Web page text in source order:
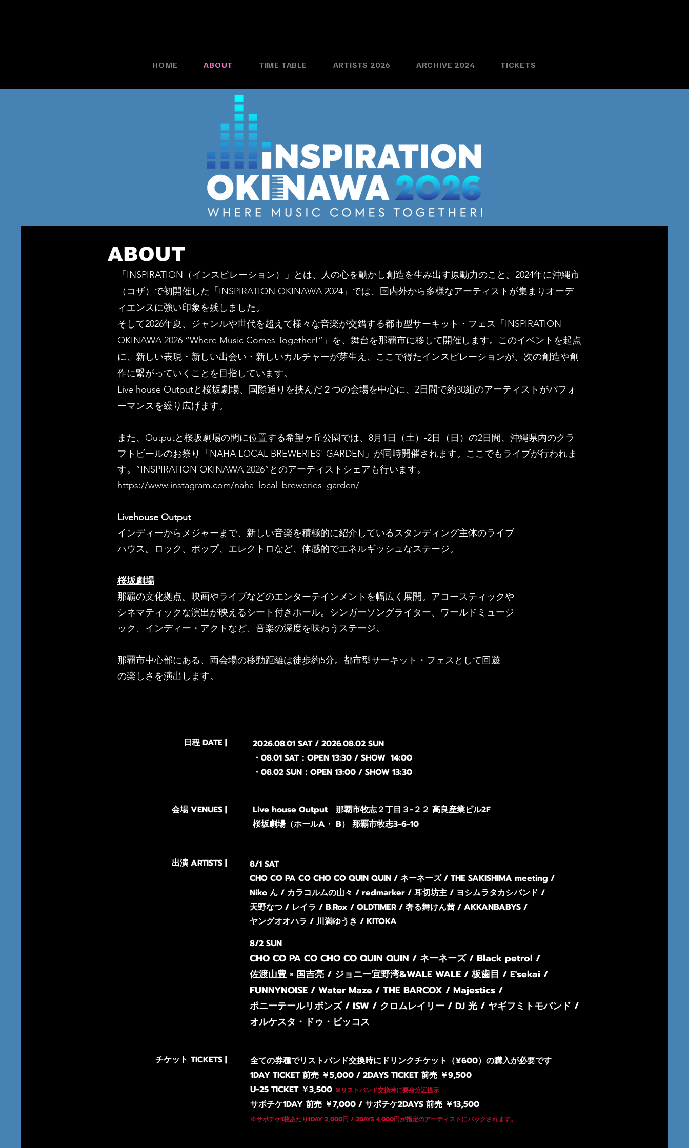
HOME ABOUT TIME TABLE ARTISTS 2026 ARCHIVE 2024 TICKETS
ABOUT
「INSPIRATION（インスピレーション）」とは、人の心を動かし創造を生み出す原動力のこと。2024年に沖縄市
（コザ）で初開催した「INSPIRATION OKINAWA 2024」では、国内外から多様なアーティストが集まりオーデ
ィエンスに強い印象を残しました。
そして2026年夏、ジャンルや世代を超えて様々な音楽が交錯する都市型サーキット・フェス 「INSPIRATION
OKINAWA 2026 “Where Music Comes Together!”」を、舞台を那覇市に移して開催します。 このイベントを起点
に、新しい表現・新しい出会い・新しいカルチャーが芽生え、ここで得たイ ンスピレーションが、次の創造や創
作に繋がっていくことを目指しています。
Live house Outputと桜坂劇場、国際通りを挟んだ２つの会場を中心に、2日間で約30組のアーティストがパフォ
ーマンスを繰り広げます。
また、Outputと桜坂劇場の間に位置する希望ヶ丘公園では、8月1日（土）-2日（日）の2日間、沖縄県内のクラ
フトビールのお祭り「NAHA LOCAL BREWERIES' GARDEN」が同時開催されます。ここでもライブが行われま
す。”INSPIRATION OKINAWA 2026”とのアーティストシェアも行います。
https://www.instagram.com/naha_local_breweries_garden/
Livehouse Output
インディーからメジャーまで、新しい音楽を積極的に紹介しているスタンディング主体のライブ
ハウス。ロック、ポップ、エレクトロなど、体感的でエネルギッシュなステージ。
桜坂劇場
那覇の文化拠点。映画やライブなどのエンターテインメントを幅広く展開。アコースティックや
シネマティックな演出が映えるシート付きホール。シンガーソングライター、ワールドミュージ
ック、インディー・アクトなど、音楽の深度を味わうステージ。
那覇市中心部にある、両会場の移動距離は徒歩約5分。都市型サーキット・フェスとして回遊
の楽しさを演出します。
日程 DATE |
2026.08.01 SAT / 2026.08.02 SUN
・08.01 SAT：OPEN 13:30 / SHOW 14:00
・08.02 SUN：OPEN 13:00 / SHOW 13:30
会場 VENUES |
Live house Output 那覇市牧志２丁目３−２２ 髙良産業ビル2F
桜坂劇場（ホールA・ B） 那覇市牧志3-6-10
出演 ARTISTS |
8/1 SAT
CHO CO PA CO CHO CO QUIN QUIN / ネーネーズ / THE SAKISHIMA meeting /
Niko ん / カラコルムの山々 / redmarker / 耳切坊主 / ヨシムラタカシバンド /
天野なつ / レイラ / B.Rox / OLDTIMER / 奢る舞けん茜 / AKKANBABYS /
ヤングオオハラ / 川満ゆうき / KITOKA
8/2 SUN
CHO CO PA CO CHO CO QUIN QUIN / ネーネーズ / Black petrol /
佐渡山豊 × 国吉亮 / ジョニー宜野湾&WALE WALE / 板⻭目 / E'sekai /
FUNNYNOISE / Water Maze / THE BARCOX / Majestics /
ポニーテールリボンズ / ISW / クロムレイリー / DJ 光 / ヤギフミトモバンド /
オルケスタ・ドゥ・ビッコス
チケット TICKETS |
全ての券種でリストバンド交換時にドリンクチケット（¥600）の購入が必要です
1DAY TICKET 前売 ￥5,000 / 2DAYS TICKET 前売 ￥9,500
U-25 TICKET ￥3,500 ※リストバンド交換時に要身分証提示
サポチケ1DAY 前売 ￥7,000 / サポチケ2DAYS 前売 ￥13,500
※サポチケ1枚あたり1DAY 2,000円 / 2DAYS 4,000円が指定のアーティストにバックされます。